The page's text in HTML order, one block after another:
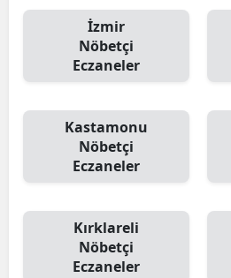
İzmir
Nöbetçi
Eczaneler
Kastamonu
Nöbetçi
Eczaneler
Kırklareli
Nöbetçi
Eczaneler